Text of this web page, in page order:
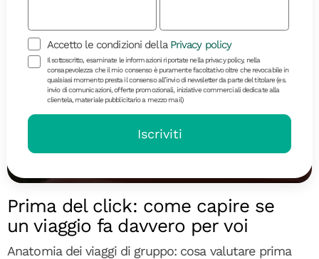
Diari di Viaggio
Prima del click: come capire se
un viaggio fa davvero per voi
Anatomia dei viaggi di gruppo: cosa valutare prima
Accetto le condizioni della Privacy policy
Il sottoscritto, esaminate le informazioni riportate nella privacy policy, nella
consapevolezza che il mio consenso è puramente facoltativo oltre che revocabile in
qualsiasi momento presta il consenso all’invio di newsletter da parte del titolare (es.
invio di comunicazioni, offerte promozionali, iniziative commerciali dedicate alla
clientela, materiale pubblicitario a mezzo mail)
Iscriviti